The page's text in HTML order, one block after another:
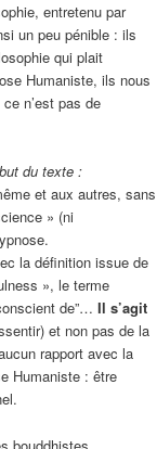
entretenu par
un peu pénible : ils
qui plait
Humaniste, ils nous
n’est pas de
du texte :
et aux autres, sans
» (ni
la définition issue de
», le terme
de”… Il s’agit
et non pas de la
rapport avec la
Humaniste : être
bouddhistes